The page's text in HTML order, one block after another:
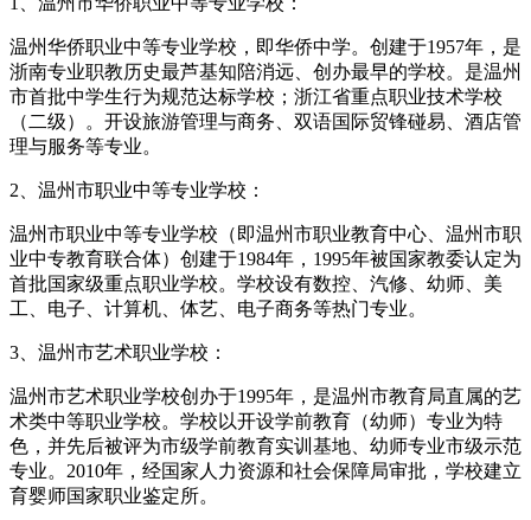
温州华侨职业中等专业学校，即华侨中学。创建于1957年，是
浙南专业职教历史最芦基知陪消远、创办最早的学校。是温州
市首批中学生行为规范达标学校；浙江省重点职业技术学校
（二级）。开设旅游管理与商务、双语国际贸锋碰易、酒店管
理与服务等专业。
2、温州市职业中等专业学校：
温州市职业中等专业学校（即温州市职业教育中心、温州市职
业中专教育联合体）创建于1984年，1995年被国家教委认定为
首批国家级重点职业学校。学校设有数控、汽修、幼师、美
工、电子、计算机、体艺、电子商务等热门专业。
3、温州市艺术职业学校：
温州市艺术职业学校创办于1995年，是温州市教育局直属的艺
术类中等职业学校。学校以开设学前教育（幼师）专业为特
色，并先后被评为市级学前教育实训基地、幼师专业市级示范
专业。2010年，经国家人力资源和社会保障局审批，学校建立
育婴师国家职业鉴定所。